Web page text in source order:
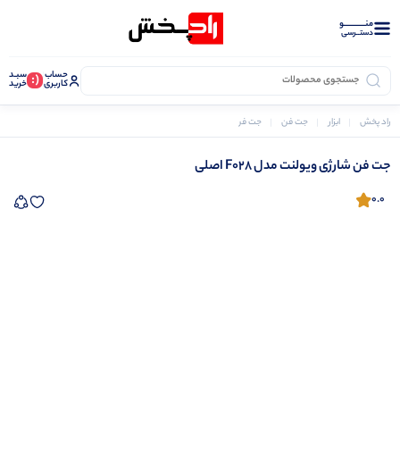
منــــــــــــو
دستــرسی
حساب
کاربری (: سبـد
خرید
راد پخش ابزار جت فن جت فن شارژی ویولنت مدل F028 اصلی
جت فن شارژی ویولنت مدل F028 اصلی
0.0